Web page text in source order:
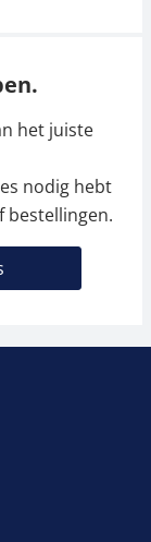
het juiste
nodig hebt
bestellingen.